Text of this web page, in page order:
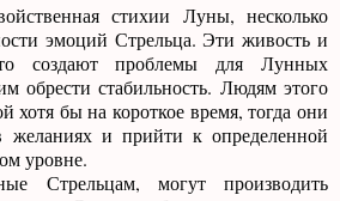
стихии Луны, несколько
эмоций Стрельца. Эти живость и
создают проблемы для Лунных
обрести стабильность. Людям этого
хотя бы на короткое время, тогда они
желаниях и прийти к определенной
уровне.
Стрельцам, могут производить